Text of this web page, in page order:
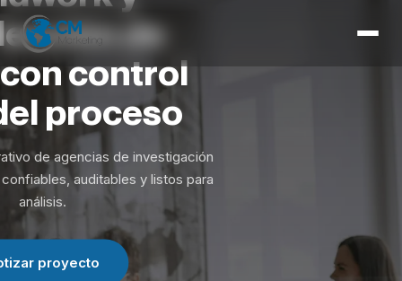
Inicio
Servicios
Herramientas
Expertise
Contacto
de
concontrol
proceso
de agencias de investigación
auditables y listos para
análisis.
proyecto